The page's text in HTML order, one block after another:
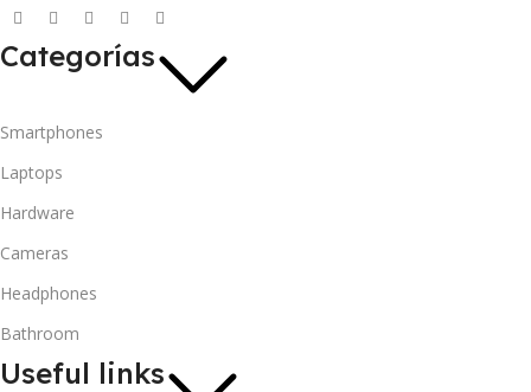
Categorías
Smartphones
Laptops
Hardware
Cameras
Headphones
Bathroom
Useful links